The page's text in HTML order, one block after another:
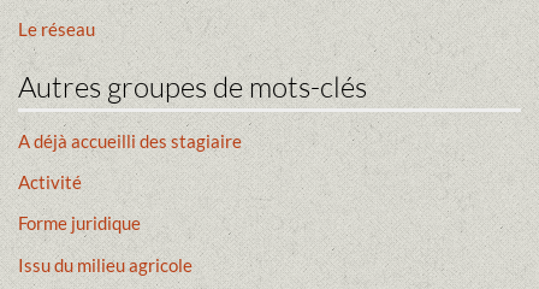
Le réseau
Autres groupes de mots-clés
A déjà accueilli des stagiaire
Activité
Forme juridique
Issu du milieu agricole